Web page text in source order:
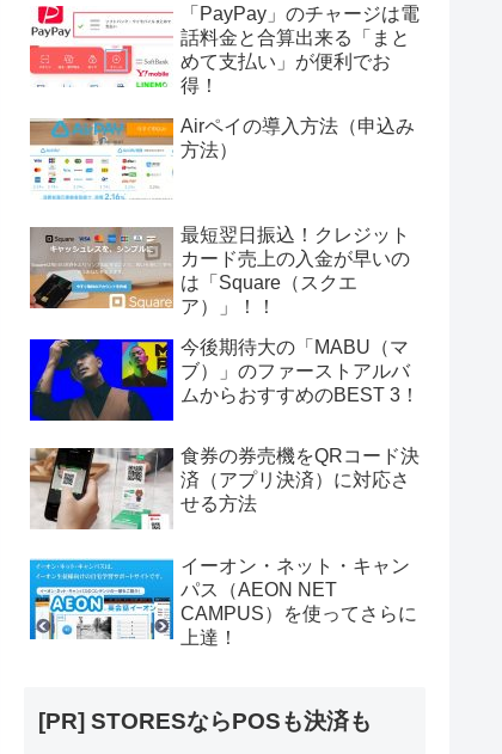
「PayPay」のチャージは電
話料金と合算出来る「まと
めて支払い」が便利でお
得！
Airペイの導入方法（申込み
方法）
最短翌日振込！クレジット
カード売上の入金が早いの
は「Square（スクエ
ア）」！！
今後期待大の「MABU（マ
ブ）」のファーストアルバ
ムからおすすめのBEST 3！
食券の券売機をQRコード決
済（アプリ決済）に対応さ
せる方法
イーオン・ネット・キャン
パス（AEON NET
CAMPUS）を使ってさらに
上達！
[PR] STORESならPOSも決済も